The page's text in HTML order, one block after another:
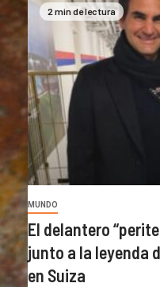
2 min de lectura
MUNDO
El delantero
junto a la leyenda
en Suiza